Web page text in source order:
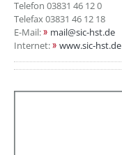
Telefon 03831 46 12 0
Telefax 03831 46 12 18
E-Mail:
mail@sic-hst.de
Internet:
www.sic-hst.de